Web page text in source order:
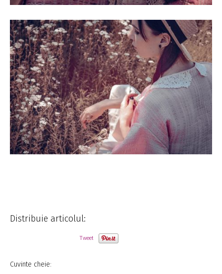
Distribuie articolul:
Tweet
Cuvinte cheie: